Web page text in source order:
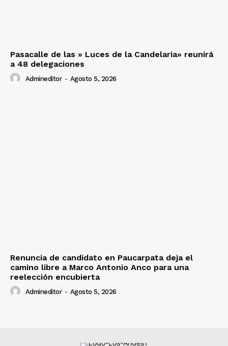
Pasacalle de las » Luces de la Candelaria» reunirá
a 48 delegaciones
Admineditor - Agosto 5, 2026
Renuncia de candidato en Paucarpata deja el
camino libre a Marco Antonio Anco para una
reelección encubierta
Admineditor - Agosto 5, 2026